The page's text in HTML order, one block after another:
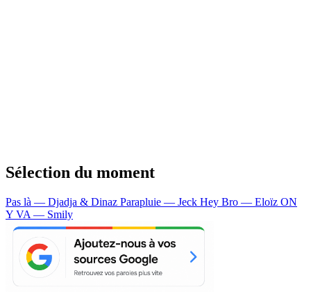
Sélection du moment
Pas là — Djadja & Dinaz Parapluie — Jeck Hey Bro — Eloïz ON
Y VA — Smily